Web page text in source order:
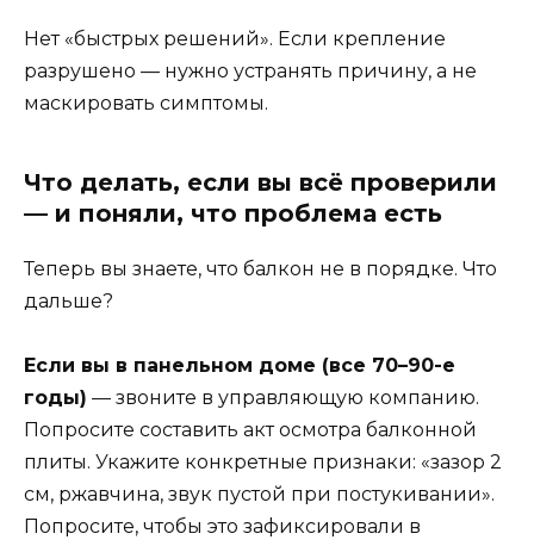
Нет «быстрых решений». Если крепление
разрушено — нужно устранять причину, а не
маскировать симптомы.
Что делать, если вы всё проверили
— и поняли, что проблема есть
Теперь вы знаете, что балкон не в порядке. Что
дальше?
Если вы в панельном доме (все 70–90-е
годы) — звоните в управляющую компанию.
Попросите составить акт осмотра балконной
плиты. Укажите конкретные признаки: «зазор 2
см, ржавчина, звук пустой при постукивании».
Попросите, чтобы это зафиксировали в